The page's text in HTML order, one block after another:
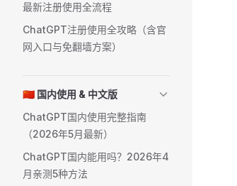
最新注册使用全流程
ChatGPT注册使用全攻略（含官
网入口与免翻墙方案）
🇨🇳 国内使用 & 中文版
ChatGPT国内使用完整指南
（2026年5月最新）
ChatGPT国内能用吗？2026年4
月亲测5种方法